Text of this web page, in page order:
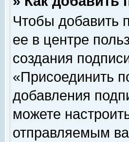
Чтобы добавить
ее в центре
создания
«Присоединить
добавления
можете
отправляемым